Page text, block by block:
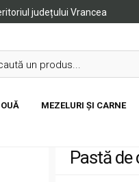
județului Vrancea
MEZELURI ȘI CARNE
Pastă de